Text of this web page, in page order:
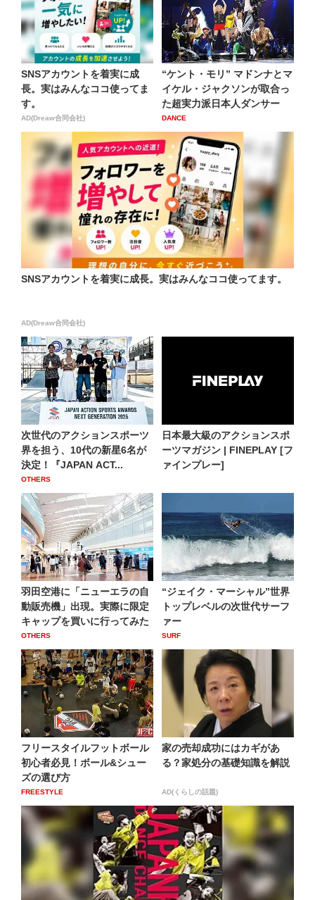
SNSアカウントを着実に成
長。実はみんなココ使ってま
す。
AD(Dreaw合同会社)
“ケント・モリ” マドンナとマ
イケル・ジャクソンが取合っ
た超実力派日本人ダンサー
DANCE
SNSアカウントを着実に成長。実はみんなココ使ってます。
AD(Dreaw合同会社)
次世代のアクションスポーツ
界を担う、10代の新星6名が
決定！『JAPAN ACT...
OTHERS
日本最大級のアクションスポ
ーツマガジン | FINEPLAY [フ
ァインプレー]
羽田空港に「ニューエラの自
動販売機」出現。実際に限定
キャップを買いに行ってみた
OTHERS
“ジェイク・マーシャル”世界
トップレベルの次世代サーフ
ァー
SURF
フリースタイルフットボール
初心者必見！ボール&シュー
ズの選び方
FREESTYLE
家の売却成功にはカギがあ
る？家処分の基礎知識を解説
AD(くらしの話題)